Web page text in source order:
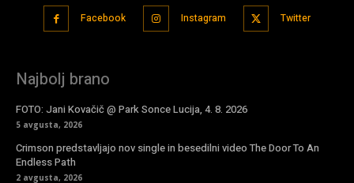
Facebook Instagram Twitter
Najbolj brano
FOTO: Jani Kovačič @ Park Sonce Lucija, 4. 8. 2026
5 avgusta, 2026
Crimson predstavljajo nov single in besedilni video The Door To An
Endless Path
2 avgusta, 2026